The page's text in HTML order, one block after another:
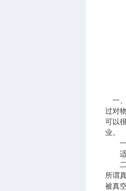
一
过对
可以
业。
一
适用
二
所谓
被真